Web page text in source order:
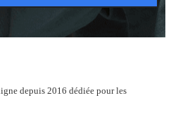
depuis 2016 dédiée pour les